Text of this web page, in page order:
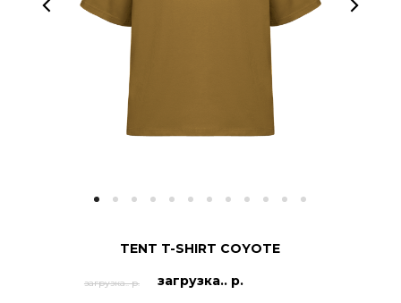
TENT T-SHIRT COYOTE
загрузка.. р.
загрузка.. р.